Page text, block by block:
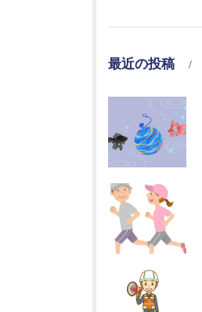
最近の投稿